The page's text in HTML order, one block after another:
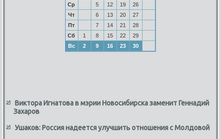
Ср
5 12 19
26
Чт
6 13 20
27
Пт
7 14 21
28
Сб
1 8 15 22
29
Вс
2 9 16 23 30
Виктора Игнатова в мэрии Новосибирска заменит Геннадий
Захаров
Ушаков: Россия надеется улучшить отношения с Молдовой